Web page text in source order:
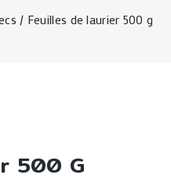
/ Feuilles de laurier 500 g
500 G